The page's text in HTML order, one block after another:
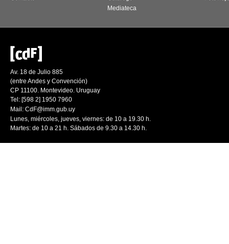
Mediateca
Av. 18 de Julio 885
(entre Andes y Convención)
CP 11100. Montevideo. Uruguay
Tel: [598 2] 1950 7960
Mail: CdF@imm.gub.uy
Lunes, miércoles, jueves, viernes: de 10 a 19.30 h.
Martes: de 10 a 21 h. Sábados de 9.30 a 14.30 h.